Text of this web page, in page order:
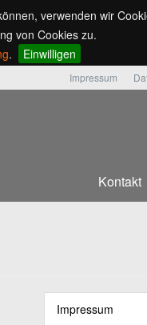
verwenden wir
von Cookies zu.
. Einwilligen
Impressum
Kontakt
Impressum